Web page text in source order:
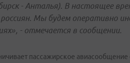
- Анталья). В настоящее
Мы будем оперативно
- отмечается в сообщении.
пассажирское